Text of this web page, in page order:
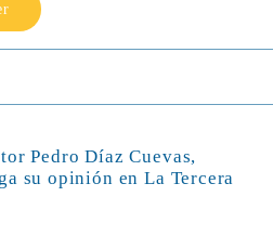
Pedro Díaz Cuevas,
su opinión en La Tercera